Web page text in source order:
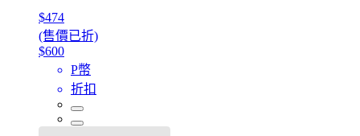
$474
(售價已折)
$600
P幣
折扣